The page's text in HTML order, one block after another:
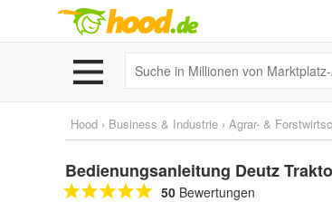
Hood › Business & Industrie › Agrar- &
Bedienungsanleitung Deutz
50 Bewertungen